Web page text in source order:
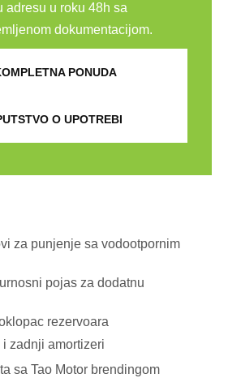
adresu u roku 48h sa
dokumentacijom.
PONUDA
O UPOTREBI
za punjenje sa vodootpornim
pojas za dodatnu
rezervoara
zadnji amortizeri
sa Tao Motor brendingom